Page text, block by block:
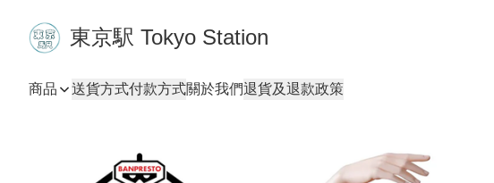
東京駅 Tokyo Station
商品 送貨方式付款方式關於我們退貨及退款政策